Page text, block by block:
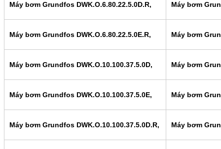
Máy bơm Grundfos DWK.O.6.80.22.5.0D.R, Máy bơm
Máy bơm Grundfos DWK.O.6.80.22.5.0E.R, Máy bơm
Máy bơm Grundfos DWK.O.10.100.37.5.0D, Máy bơm
Máy bơm Grundfos DWK.O.10.100.37.5.0E, Máy bơm
Máy bơm Grundfos DWK.O.10.100.37.5.0D.R, Máy bơm